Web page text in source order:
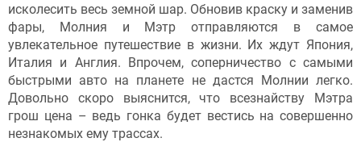
исколесить весь земной шар. Обновив краску и заменив
фары, Молния и Мэтр отправляются в самое
увлекательное путешествие в жизни. Их ждут Япония,
Италия и Англия. Впрочем, соперничество с самыми
быстрыми авто на планете не дастся Молнии легко.
Довольно скоро выяснится, что всезнайству Мэтра
грош цена – ведь гонка будет вестись на совершенно
незнакомых ему трассах.